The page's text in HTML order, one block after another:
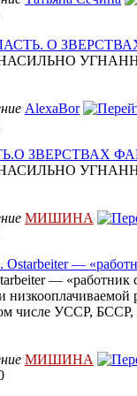
О
AlexaBor
ЗВЕРСТВАХ
МИШИНА
—
—
числе УССР,
МИШИНА